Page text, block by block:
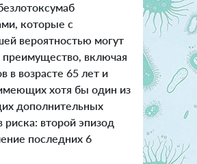
которые с
вероятностью могут
преимущество, включая
в возрасте 65 лет и
хотя бы один из
дополнительных
риска: второй эпизод
последних 6